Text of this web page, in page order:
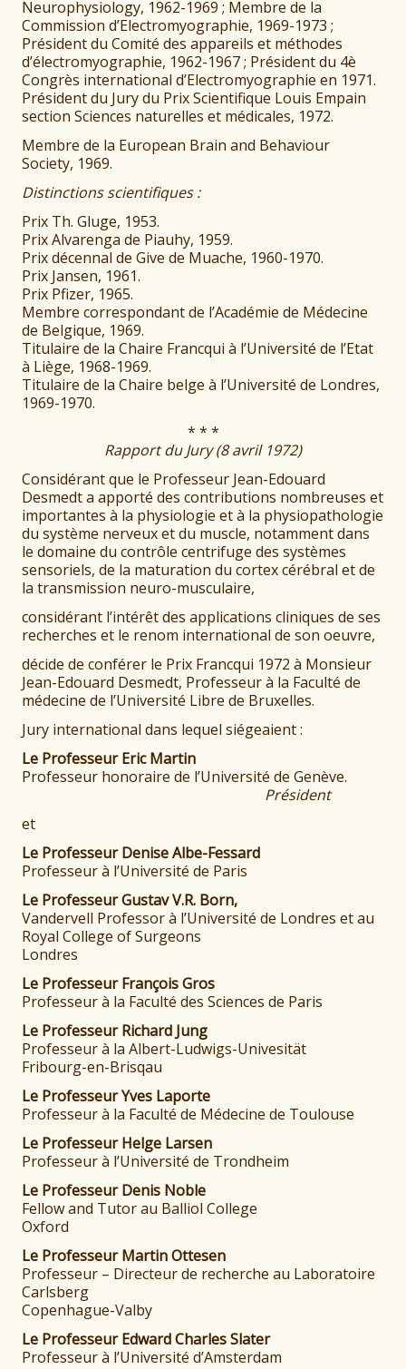
Neurophysiology, 1962-1969 ; Membre de la
Commission d’Electromyographie, 1969-1973 ;
Président du Comité des appareils et méthodes
d’électromyographie, 1962-1967 ; Président du 4è
Congrès international d’Electromyographie en 1971.
Président du Jury du Prix Scientifique Louis Empain
section Sciences naturelles et médicales, 1972.
Membre de la European Brain and Behaviour
Society, 1969.
Distinctions scientifiques :
Prix Th. Gluge, 1953.
Prix Alvarenga de Piauhy, 1959.
Prix décennal de Give de Muache, 1960-1970.
Prix Jansen, 1961.
Prix Pfizer, 1965.
Membre correspondant de l’Académie de Médecine
de Belgique, 1969.
Titulaire de la Chaire Francqui à l’Université de l’Etat
à Liège, 1968-1969.
Titulaire de la Chaire belge à l’Université de Londres,
1969-1970.
* * *
Rapport du Jury (8 avril 1972)
Considérant que le Professeur Jean-Edouard
Desmedt a apporté des contributions nombreuses et
importantes à la physiologie et à la physiopathologie
du système nerveux et du muscle, notamment dans
le domaine du contrôle centrifuge des systèmes
sensoriels, de la maturation du cortex cérébral et de
la transmission neuro-musculaire,
considérant l’intérêt des applications cliniques de ses
recherches et le renom international de son oeuvre,
décide de conférer le Prix Francqui 1972 à Monsieur
Jean-Edouard Desmedt, Professeur à la Faculté de
médecine de l’Université Libre de Bruxelles.
Jury international dans lequel siégeaient :
Le Professeur Eric Martin
Professeur honoraire de l’Université de Genève.
Président
et
Le Professeur Denise Albe-Fessard
Professeur à l’Université de Paris
Le Professeur Gustav V.R. Born,
Vandervell Professor à l’Université de Londres et au
Royal College of Surgeons
Londres
Le Professeur François Gros
Professeur à la Faculté des Sciences de Paris
Le Professeur Richard Jung
Professeur à la Albert-Ludwigs-Univesität
Fribourg-en-Brisqau
Le Professeur Yves Laporte
Professeur à la Faculté de Médecine de Toulouse
Le Professeur Helge Larsen
Professeur à l’Université de Trondheim
Le Professeur Denis Noble
Fellow and Tutor au Balliol College
Oxford
Le Professeur Martin Ottesen
Professeur – Directeur de recherche au Laboratoire
Carlsberg
Copenhague-Valby
Le Professeur Edward Charles Slater
Professeur à l’Université d’Amsterdam